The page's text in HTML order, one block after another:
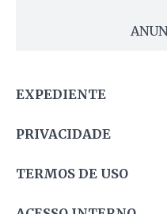
EXPEDIENTE
PRIVACIDADE
TERMOS DE USO